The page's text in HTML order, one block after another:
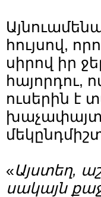
հույսով,
սիրով իր
հայորդու,
ուսերին է
«Այստեղ,
սակայն